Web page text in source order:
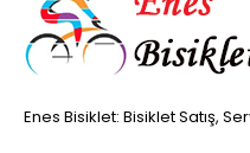
Enes Bisiklet: Bisiklet Satış,